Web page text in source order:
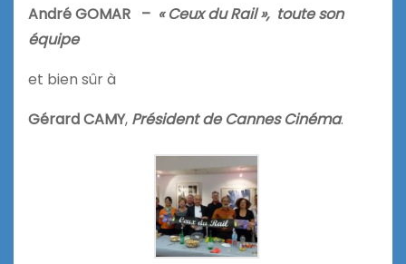
André GOMAR – « Ceux du Rail », toute son
équipe
et bien sûr à
Gérard CAMY, Président de Cannes Cinéma.